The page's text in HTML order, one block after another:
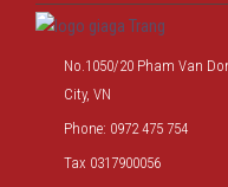
No.1050/20 Pham Van
City, VN
Phone: 0972 475 754
Tax 0317900056